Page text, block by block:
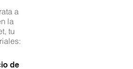
a
la
tu
de